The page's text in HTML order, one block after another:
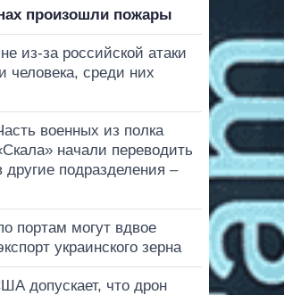
произошли пожары
из-за российской атаки
человека, среди них
военных из полка
начали переводить
другие подразделения –
портам могут вдвое
украинского зерна
допускает, что дрон